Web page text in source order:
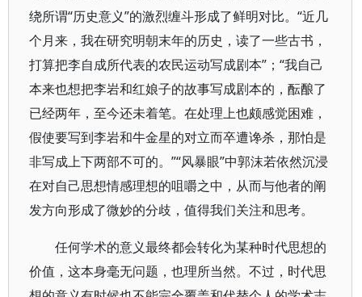
绕所谓“历史意义”的激烈缠斗形成了鲜明对比。“近几
个月来，我在研究明朝末年的历史，读了一些古书，
打算把李自成所代表的农民运动写成剧本”；“我自己
本来也想把李岩和红娘子的故事写成剧本的，酝酿了
已经两年，至今还未着笔。在处理上也颇感觉困难，
假使要写到李岩和牛金星的对立而卒遭谗杀，那怕是
非写成上下两部不可的。”“风暴眼”中郭沫若依然沉浸
在对自己思想情感理想的咀嚼之中，从而与他者的阐
发方向形成了微妙的分歧，值得我们关注和思考。
任何学术的意义最终都会转化为某种时代思想的
价值，这本身毫无问题，也理所当然。不过，时代思